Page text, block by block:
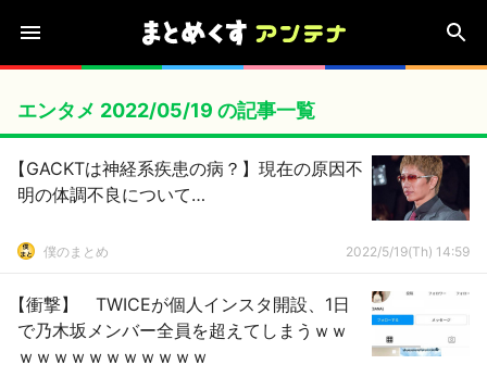
エンタメ 2022/05/19 の記事一覧
【GACKTは神経系疾患の病？】現在の原因不
明の体調不良について…
僕のまとめ 2022/5/19(Th) 14:59
【衝撃】 TWICEが個人インスタ開設、1日
で乃木坂メンバー全員を超えてしまうｗｗ
ｗｗｗｗｗｗｗｗｗｗｗ